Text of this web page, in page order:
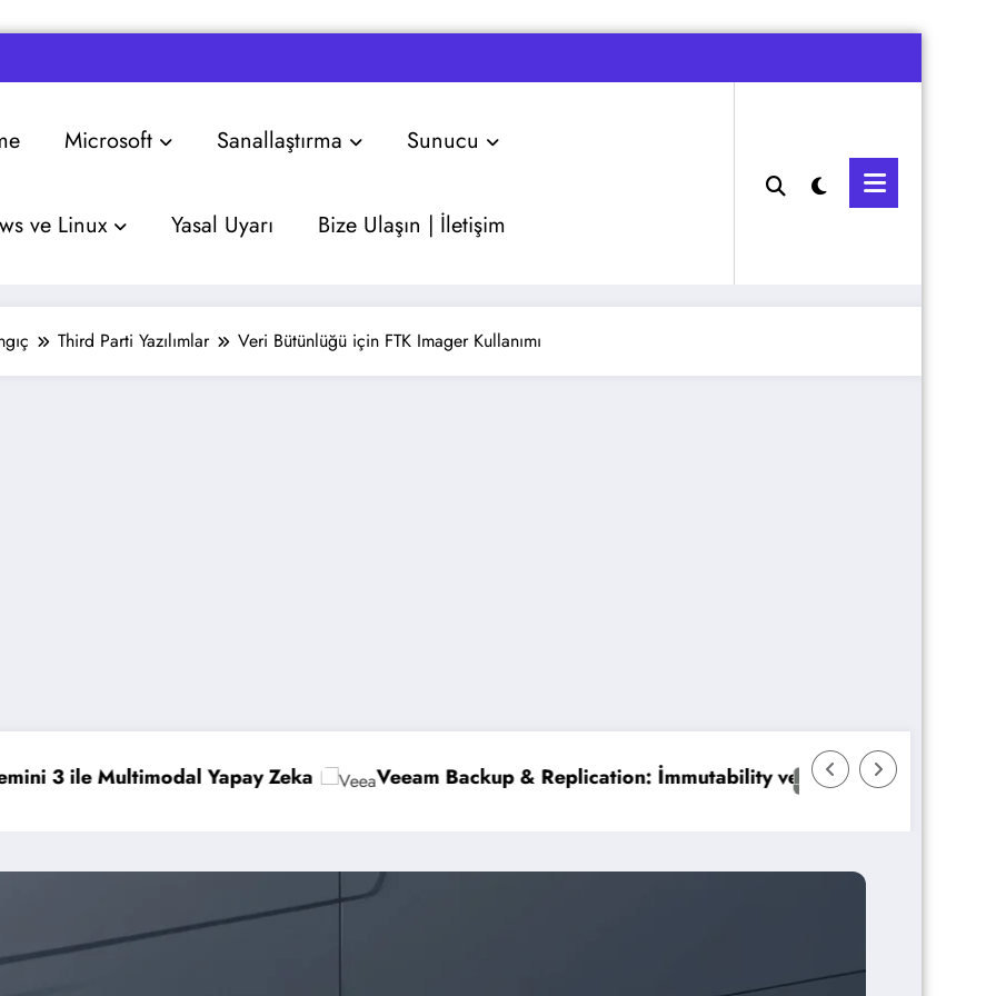
Microsoft Sanallaştırma Sunucu
ve Linux Yasal Uyarı Bize Ulaşın | İletişim
Third Parti Yazılımlar Veri Bütünlüğü için FTK Imager Kullanımı
Veeam Backup & Replication: İmmutability ve Anında KurtarmaAzure Kubernetes Service Performans